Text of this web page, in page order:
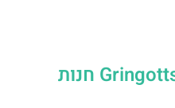
Gringotts™ Money Exchange חנות